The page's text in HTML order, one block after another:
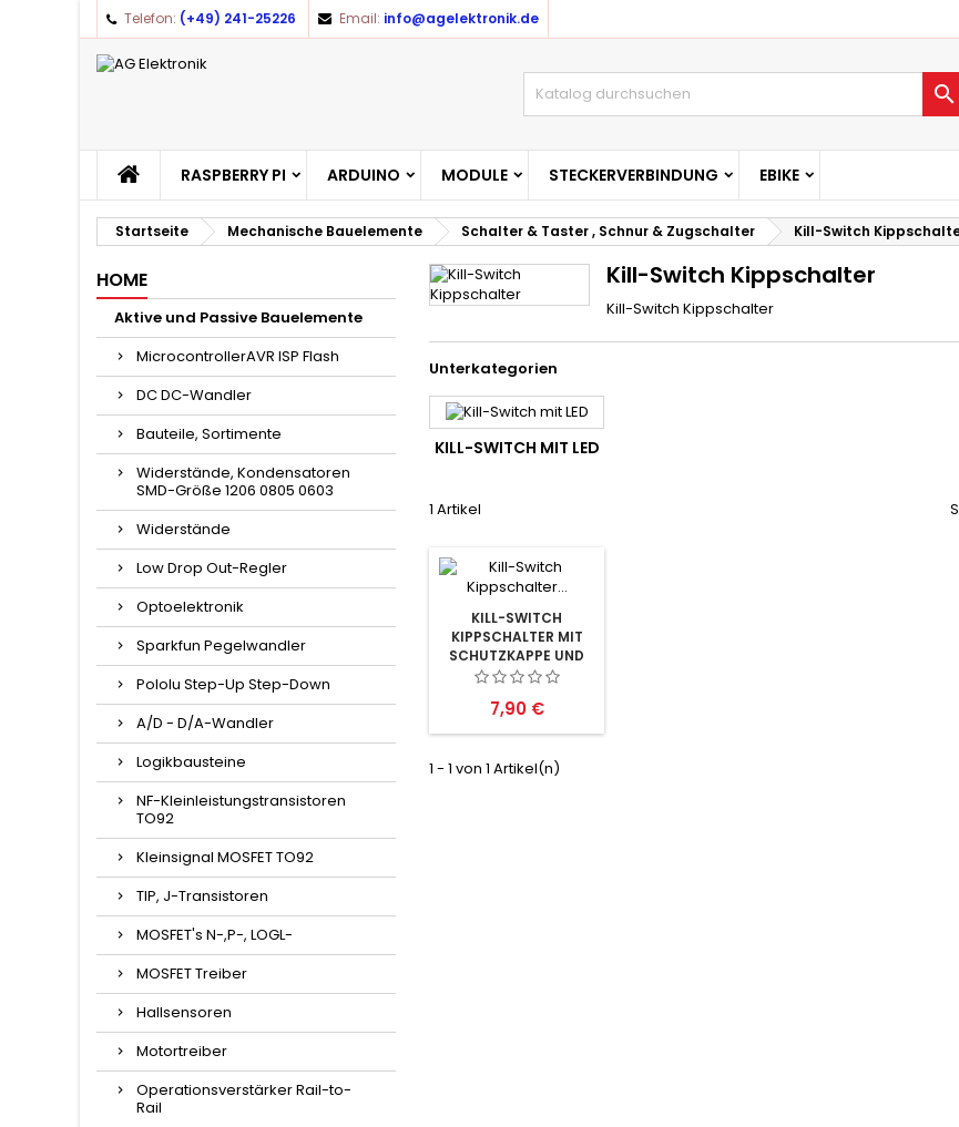
Telefon: (+49) 241-25226 Email: info@agelektronik.de

RASPBERRY PI ARDUINO MODULE STECKERVERBINDUNG EBIKE
Startseite Mechanische Bauelemente Schalter & Taster , Schnur & Zugschalter Kill-Switch
HOME
Aktive und Passive Bauelemente
MicrocontrollerAVR ISP Flash
DC DC-Wandler
Bauteile, Sortimente
Widerstände, Kondensatoren
SMD-Größe 1206 0805 0603
Widerstände
Low Drop Out-Regler
Optoelektronik
Sparkfun Pegelwandler
Pololu Step-Up Step-Down
A/D - D/A-Wandler
Logikbausteine
NF-Kleinleistungstransistoren
TO92
Kleinsignal MOSFET TO92
TIP, J-Transistoren
MOSFET's N-,P-, LOGL-
MOSFET Treiber
Hallsensoren
Motortreiber
Operationsverstärker Rail-to-
Rail
Kill-Switch Kippschalter
Kill-Switch Kippschalter
Unterkategorien
KILL-SWITCH MIT LED
1 Artikel
KILL-SWITCH
KIPPSCHALTER MIT
SCHUTZKAPPE UND
LED
Preis
7,90 €
1 - 1 von 1 Artikel(n)